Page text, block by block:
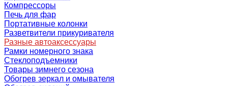
Компрессоры
Печь для фар
Портативные колонки
Разветвители прикуривателя
Разные автоаксессуары
Рамки номерного знака
Стеклоподъемники
Товары зимнего сезона
Обогрев зеркал и омывателя